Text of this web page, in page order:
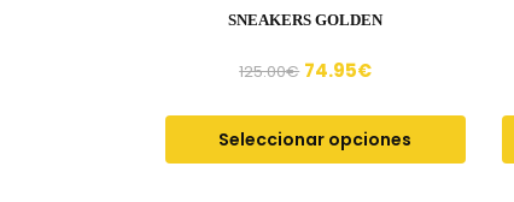
SNEAKERS GOLDEN
125.00€ 74.95€
Seleccionar opciones